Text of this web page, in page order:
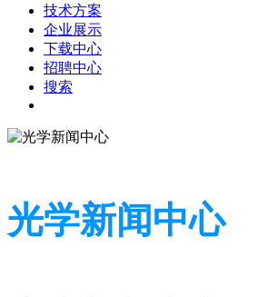
技术方案
企业展示
下载中心
招聘中心
搜索
光学新闻中心